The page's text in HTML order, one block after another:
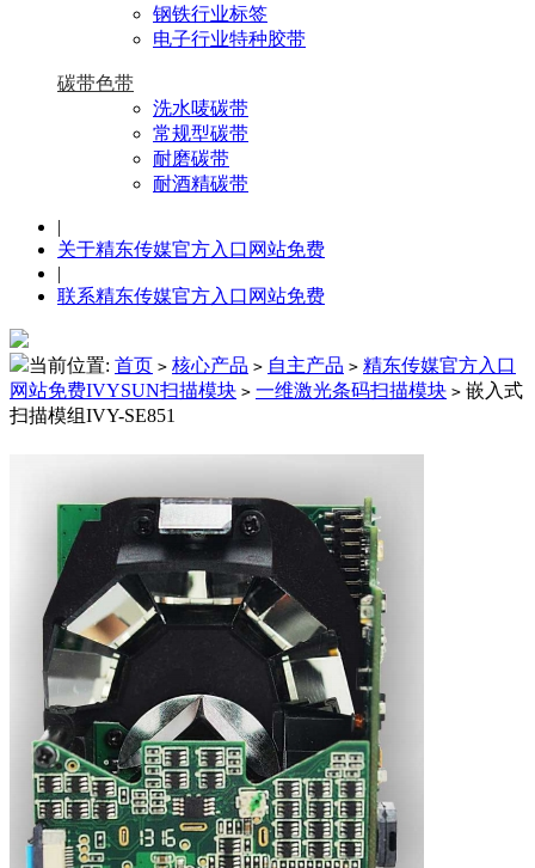
钢铁行业标签
电子行业特种胶带
碳带色带
洗水唛碳带
常规型碳带
耐磨碳带
耐酒精碳带
|
关于精东传媒官方入口网站免费
|
联系精东传媒官方入口网站免费
当前位置: 首页 > 核心产品 > 自主产品 > 精东传媒官方入口
网站免费IVYSUN扫描模块 > 一维激光条码扫描模块 > 嵌入式
扫描模组IVY-SE851